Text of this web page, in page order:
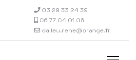
03 29 33 24 39
06 77 04 01 06
dalleu.rene@orange.fr